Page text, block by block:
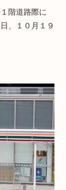
階道路際に
、１０月１９